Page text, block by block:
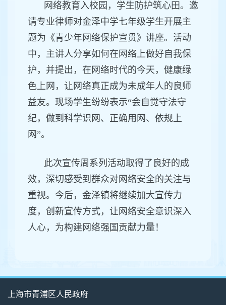
网络教育入校园，学生防护筑心田。邀
请专业律师对金泽中学七年级学生开展主
题为《青少年网络保护宣贯》讲座。活动
中，主讲人分享如何在网络上做好自我保
护，并提出，在网络时代的今天，健康绿
色上网，让网络真正成为未成年人的良师
益友。现场学生纷纷表示“会自觉守法守
纪，做到科学识网、正确用网、依规上
网”。
此次宣传周系列活动取得了良好的成
效，深切感受到群众对网络安全的关注与
重视。今后，金泽镇将继续加大宣传力
度，创新宣传方式，让网络安全意识深入
人心，为构建网络强国贡献力量！
上海市青浦区人民政府